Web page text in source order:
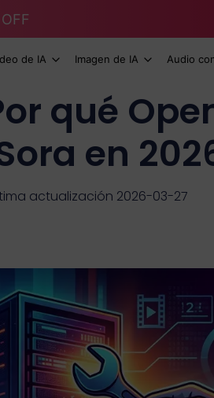
de IA Imagen de IA Audio
qué
en
actualización 2026-03-27